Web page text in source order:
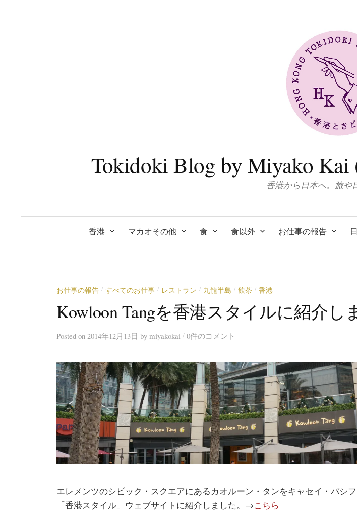
Tokidoki Blog by Miyako
香港から日本へ。旅や
香港 マカオその他 食 食以外 お仕事の報告
お仕事の報告 / すべてのお仕事 / レストラン / 九龍半島 / 飲茶 / 香港
Kowloon Tangを香港スタイルに紹介し
Posted on 2014年12月13日 by miyakokai / 0件のコメント
エレメンツのシビック・スクエアにあるカオルーン・タンをキャセイ・パシ
「香港スタイル」ウェブサイトに紹介しました。→こちら